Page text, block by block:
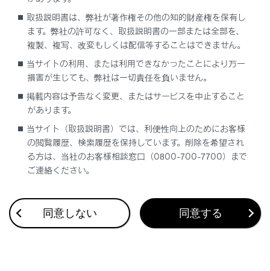
合わせて見られているページ
タイヤについて
タイヤの交換
エアコンフィルターの交換
このページは役に立ちましたか？
取扱説明書は、弊社が著作権その他の知的財産権を保有し
ます。弊社の許可なく、取扱説明書の一部または全部を、
複製、複写、改変もしくは配信等することはできません。
当サイトの利用、または利用できなかったことにより万一
損害が生じても、弊社は一切責任を負いません。
掲載内容は予告なく変更、またはサービスを中止すること
があります。
当サイト（取扱説明書）では、利便性向上のためにお客様
の閲覧履歴、検索履歴を保持しています。削除を希望され
る方は、当社のお客様相談窓口（0800-700-7700）まで
ご連絡ください。
同意しない 同意する